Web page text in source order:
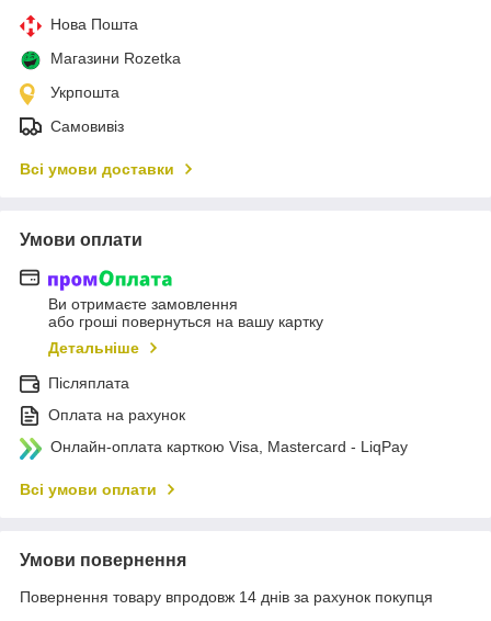
Нова Пошта
Магазини Rozetka
Укрпошта
Самовивіз
Всі умови доставки
Умови оплати
Ви отримаєте замовлення
або гроші повернуться на вашу картку
Детальніше
Післяплата
Оплата на рахунок
Онлайн-оплата карткою Visa, Mastercard - LiqPay
Всі умови оплати
Умови повернення
Повернення товару впродовж 14 днів за рахунок покупця